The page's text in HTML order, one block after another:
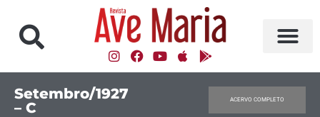
Setembro/1927
– C
ACERVO COMPLETO